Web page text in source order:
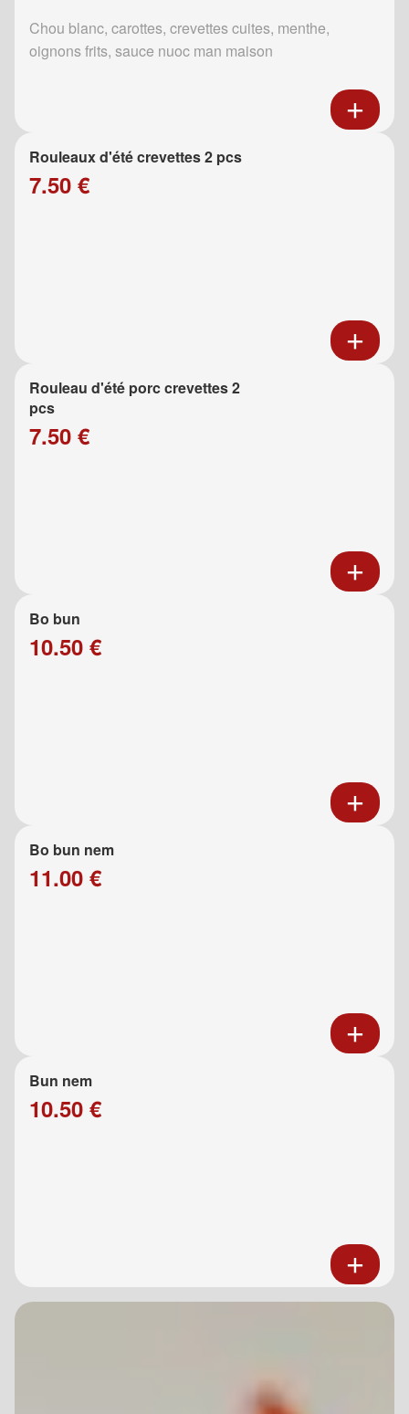
Chou blanc, carottes, crevettes cuites, menthe,
oignons frits, sauce nuoc man maison
Rouleaux d'été crevettes 2 pcs
7.50 €
Rouleau d'été porc crevettes 2
pcs
7.50 €
Bo bun
10.50 €
Bo bun nem
11.00 €
Bun nem
10.50 €